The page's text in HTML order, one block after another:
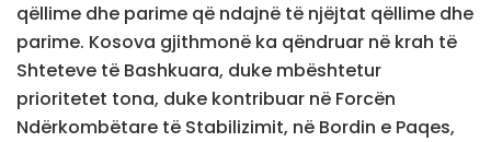
qëllime dhe parime që ndajnë të njëjtat qëllime dhe
parime. Kosova gjithmonë ka qëndruar në krah të
Shteteve të Bashkuara, duke mbështetur
prioritetet tona, duke kontribuar në Forcën
Ndërkombëtare të Stabilizimit, në Bordin e Paqes,